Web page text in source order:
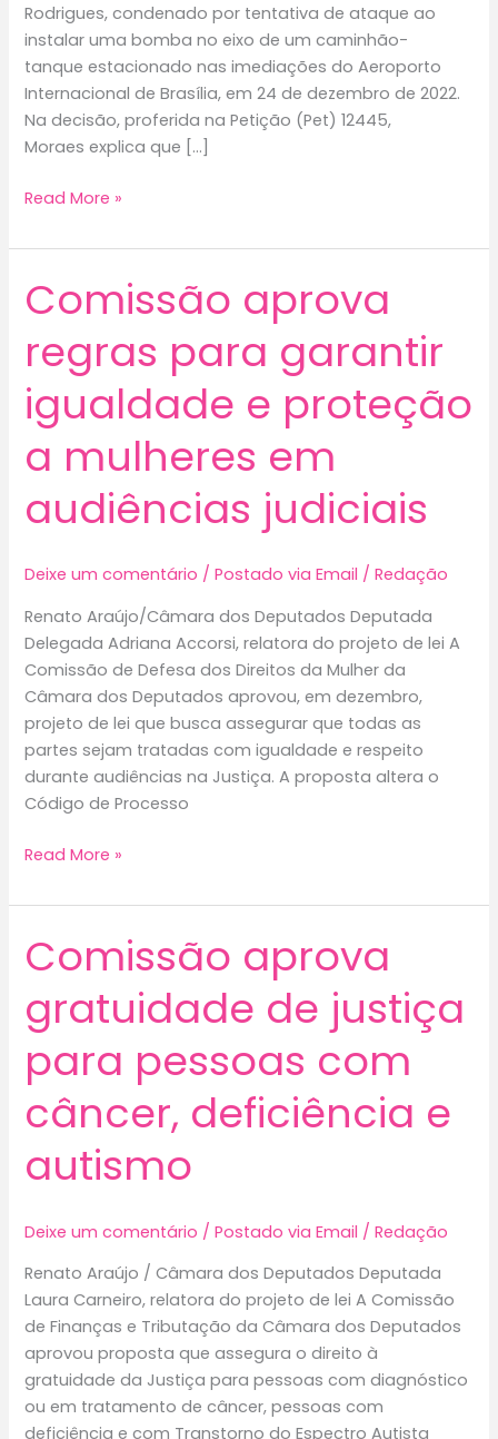
Rodrigues, condenado por tentativa de ataque ao
instalar uma bomba no eixo de um caminhão-
tanque estacionado nas imediações do Aeroporto
Internacional de Brasília, em 24 de dezembro de 2022.
Na decisão, proferida na Petição (Pet) 12445,
Moraes explica que […]
Moraes
preso
por
no
aeroporto
de
Read More »
Comissão aprova
regras para garantir
igualdade e proteção
a mulheres em
audiências judiciais
Deixe um comentário /Postado via Email /Redação
Renato Araújo/Câmara dos Deputados Deputada
Delegada Adriana Accorsi, relatora do projeto de lei A
Comissão de Defesa dos Direitos da Mulher da
Câmara dos Deputados aprovou, em dezembro,
projeto de lei que busca assegurar que todas as
partes sejam tratadas com igualdade e respeito
durante audiências na Justiça. A proposta altera o
Código de Processo
Comissão
regras
garantir
e
proteção
a
mulheres
em
audiências
judiciais
Read More »
Comissão aprova
gratuidade de justiça
para pessoas com
câncer, deficiência e
autismo
Deixe um comentário /Postado via Email /Redação
Renato Araújo / Câmara dos Deputados Deputada
Laura Carneiro, relatora do projeto de lei A Comissão
de Finanças e Tributação da Câmara dos Deputados
aprovou proposta que assegura o direito à
gratuidade da Justiça para pessoas com diagnóstico
ou em tratamento de câncer, pessoas com
deficiência e com Transtorno do Espectro Autista